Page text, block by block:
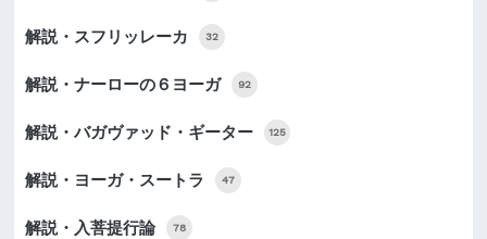
解説・スフリッレーカ 32
解説・ナーローの６ヨーガ 92
解説・バガヴァッド・ギーター 125
解説・ヨーガ・スートラ 47
解説・入菩提行論 78